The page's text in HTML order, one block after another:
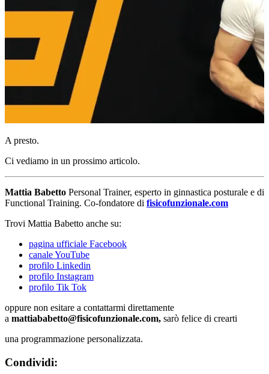
A presto.
Ci vediamo in un prossimo articolo.
Mattia Babetto Personal Trainer, esperto in ginnastica posturale e di
Functional Training. Co-fondatore di fisicofunzionale.com
Trovi Mattia Babetto anche su:
pagina ufficiale Facebook
canale YouTube
profilo Linkedin
profilo Instagram
profilo Tik Tok
oppure non esitare a contattarmi direttamente
a mattiababetto@fisicofunzionale.com, sarò felice di crearti
una programmazione personalizzata.
Condividi: